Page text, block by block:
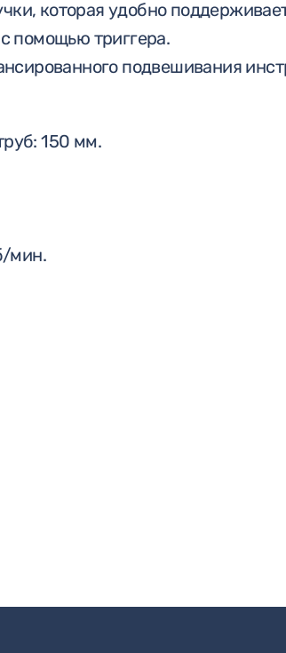
которая удобно
помощью триггера.
подвешивания
150 мм.
мин.